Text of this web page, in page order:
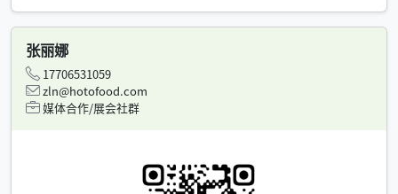
张丽娜
17706531059
zln@hotofood.com
媒体合作/展会社群